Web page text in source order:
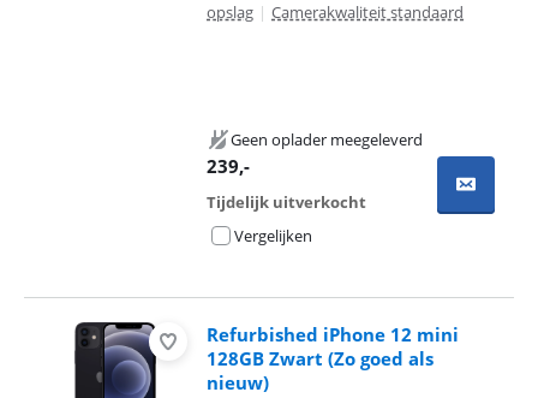
opslag | Camerakwaliteit standaard
Geen oplader meegeleverd
239,-
Tijdelijk uitverkocht
Vergelijken
Refurbished iPhone 12 mini
128GB Zwart (Zo goed als
nieuw)